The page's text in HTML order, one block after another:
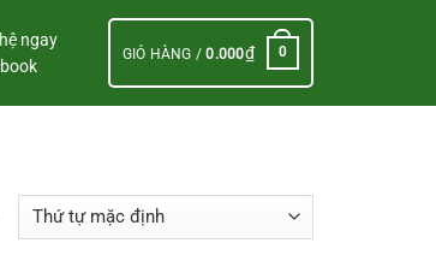
ngay
GIỎ HÀNG /0.000₫ 0